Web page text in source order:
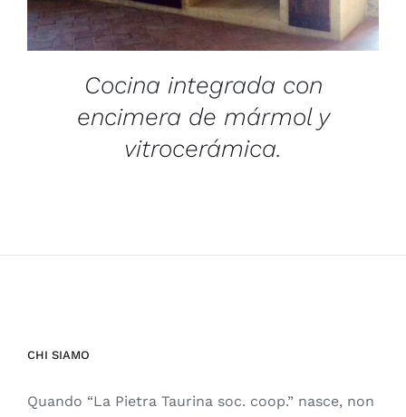
Cocina integrada con
encimera de mármol y
vitrocerámica.
CHI SIAMO
Quando “La Pietra Taurina soc. coop.” nasce, non